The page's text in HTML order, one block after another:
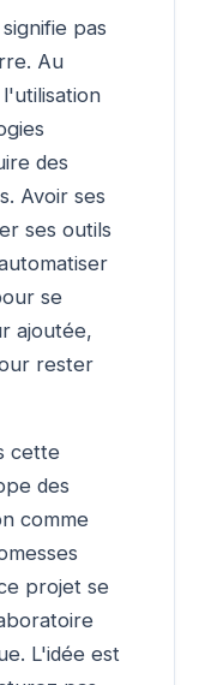
pas
Au
des
Avoir ses
ses outils
se
ajoutée,
rester
cette
des
comme
projet se
L'idée est